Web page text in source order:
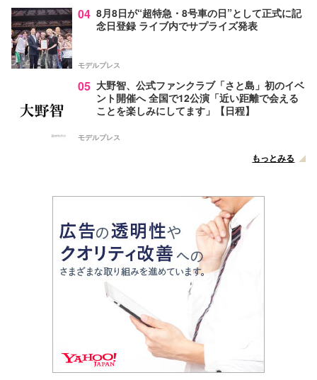
04 8月8日が“超特急・8号車の日”として正式に記
念日登録 ライブ内でサプライズ発表
モデルプレス
05 大野智、公式ファンクラブ「さと島」初のイベ
ント開催へ 全国で12公演「近い距離で会える
ことを楽しみにしてます」【日程】
モデルプレス
もっとみる